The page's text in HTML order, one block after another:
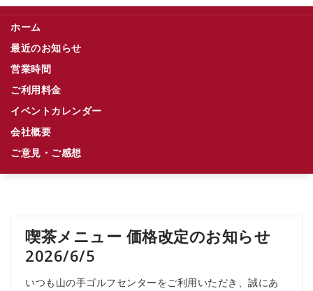
ホーム
最近のお知らせ
営業時間
ご利用料金
イベントカレンダー
会社概要
ご意見・ご感想
喫茶メニュー 価格改定のお知らせ
2026/6/5
いつも山の手ゴルフセンターをご利用いただき、誠にあ